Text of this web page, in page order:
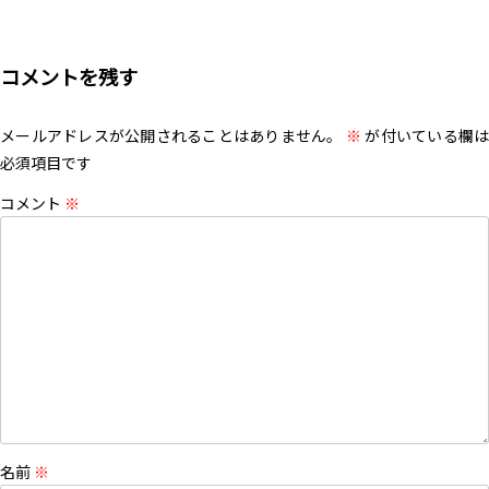
コメントを残す
メールアドレスが公開されることはありません。 ※ が付いている欄は
必須項目です
コメント ※
名前 ※